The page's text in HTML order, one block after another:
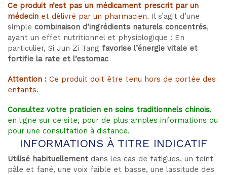
Ce produit n’est pas un médicament prescrit par un
médecin et délivré par un pharmacien. Il s’agit d’une
simple combinaison d’ingrédients naturels concentrés,
ayant un effet nutritionnel et physiologique : En
particulier, Si Jun Zi Tang favorise l’énergie vitale et
fortifie la rate et l’estomac
Attention : Ce produit doit être tenu hors de portée des
enfants.
Consultez votre praticien en soins traditionnels chinois,
en ligne sur ce site, pour de plus amples informations ou
pour une consultation à distance.
INFORMATIONS À TITRE INDICATIF
Utilisé habituellement dans les cas de fatigues, un teint
pâle et fané, une voix faible et basse, une lassitude des